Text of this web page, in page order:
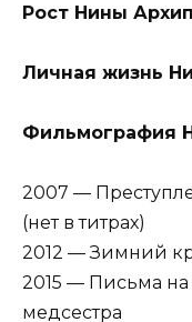
Рост Нины
Личная жизнь
Фильмография
2007 —
(нет в титрах)
2012 — Зимний
2015 — Письма на
медсестра